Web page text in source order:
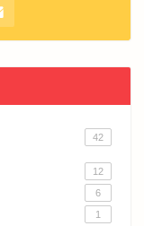
42
12
6
1